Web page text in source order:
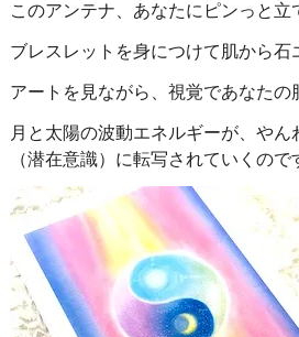
このアンテナ、あなたにピンっと
ブレスレットを身につけて肌から石
アートを見ながら、視覚であなたの
月と太陽の波動エネルギーが、や
（潜在意識）に転写されていくので